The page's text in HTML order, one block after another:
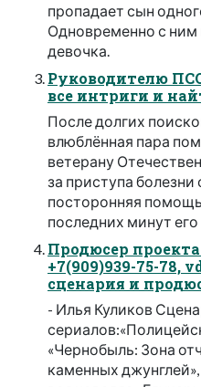
пропадает сын
Одновременно с ним
девочка.
Руководителю
все интриги и
После долгих
влюблённая пара
ветерану
за приступа
посторонняя
последних минут его
Продюсер
+7(909)939-75-78,
сценария и
- Илья Куликов
«Чернобыль: Зона
каменных